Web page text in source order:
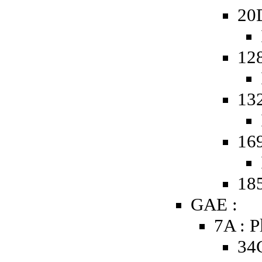
GAE :
7A :